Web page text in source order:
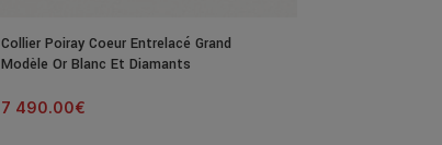
Collier Poiray Coeur Entrelacé Grand
Modèle Or Blanc Et Diamants
7 490.00€